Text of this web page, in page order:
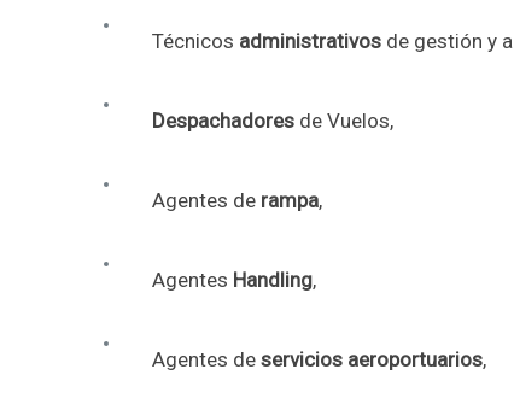
Técnicos administrativos de gestión y
Despachadores de Vuelos,
Agentes de rampa,
Agentes Handling,
Agentes deservicios aeroportuarios,